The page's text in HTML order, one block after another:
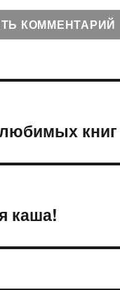
книг
каша!